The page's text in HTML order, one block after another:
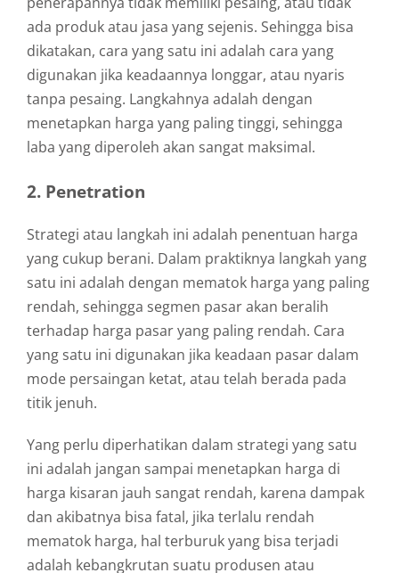
ada produk atau jasa yang sejenis. Sehingga bisa
dikatakan, cara yang satu ini adalah cara yang
digunakan jika keadaannya longgar, atau nyaris
tanpa pesaing. Langkahnya adalah dengan
menetapkan harga yang paling tinggi, sehingga
laba yang diperoleh akan sangat maksimal.
2. Penetration
Strategi atau langkah ini adalah penentuan harga
yang cukup berani. Dalam praktiknya langkah yang
satu ini adalah dengan mematok harga yang paling
rendah, sehingga segmen pasar akan beralih
terhadap harga pasar yang paling rendah. Cara
yang satu ini digunakan jika keadaan pasar dalam
mode persaingan ketat, atau telah berada pada
titik jenuh.
Yang perlu diperhatikan dalam strategi yang satu
ini adalah jangan sampai menetapkan harga di
harga kisaran jauh sangat rendah, karena dampak
dan akibatnya bisa fatal, jika terlalu rendah
mematok harga, hal terburuk yang bisa terjadi
adalah kebangkrutan suatu produsen atau